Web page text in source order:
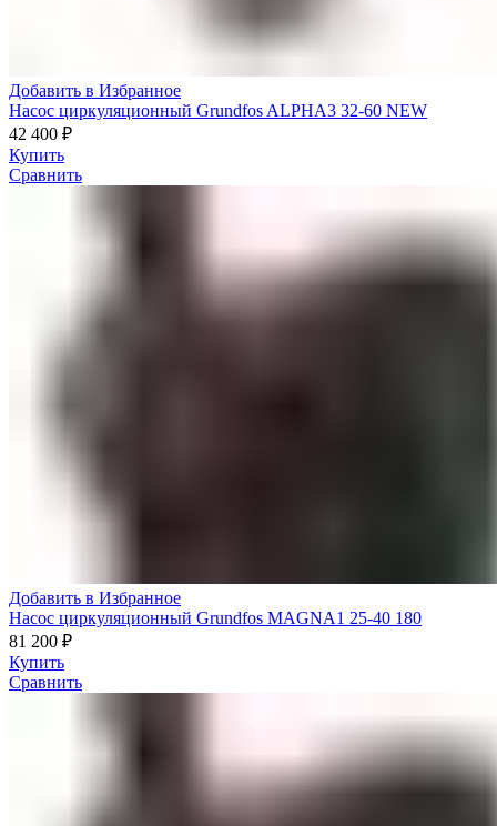
Добавить в Избранное
Насос циркуляционный Grundfos ALPHA3 32-60 NEW
42 400 ₽
Купить
Сравнить
Добавить в Избранное
Насос циркуляционный Grundfos MAGNA1 25-40 180
81 200 ₽
Купить
Сравнить